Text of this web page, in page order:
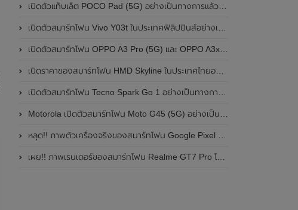
เปิดตัวแท็บเล็ต POCO Pad (5G) อย่างเป็นทางการแล้วในประเทศอินเดีย มาพร้อมชิปเซ็ต Snapdragon 7s Gen 2 ของ Qualcomm และรองรับเครือข่าย 5G
เปิดตัวสมาร์ทโฟน Vivo Y03t ในประเทศฟิลิปปินส์อย่างเป็นทางการแล้ว มาพร้อมชิปเซ็ต Unisoc T612 , กล้องหลัง ความละเอียด 13MP , แบตเตอรี่ 5,000mAh และหน้าจอแสดงผล LCD / 90Hz
เปิดตัวสมาร์ทโฟน OPPO A3 Pro (5G) และ OPPO A3x ในประเทศไทยอย่างเป็นทางการแล้ว ในราคาเริ่มต้นเพียง 3,999 บาท
เปิดราคาของสมาร์ทโฟน HMD Skyline ในประเทศไทยอย่างเป็นทางการแล้ว ราคา 14,990 บาท
เปิดตัวสมาร์ทโฟน Tecno Spark Go 1 อย่างเป็นทางการแล้ว มาพร้อมหน้าจอแสดงผล LCD / 120Hz , แบตเตอรี่ 5,000mAh และใช้ชิปเซ็ต Unisoc
Motorola เปิดตัวสมาร์ทโฟน Moto G45 (5G) อย่างเป็นทางการแล้วในอินเดีย
หลุด!! ภาพตัวเครื่องจริงของสมาร์ทโฟน Google Pixel 9a โชว์ดีไซน์ใหม่ กล้องหลังแบนราบ ไม่มีกรอบของกล้องแล้ว
เผย!! ภาพเรนเดอร์ของสมาร์ทโฟน Realme GT7 Pro โชว์ให้เห็นดีไซน์ใหม่ พร้อมเผยรายละเอียดสเปกที่สำคัญบางส่วน